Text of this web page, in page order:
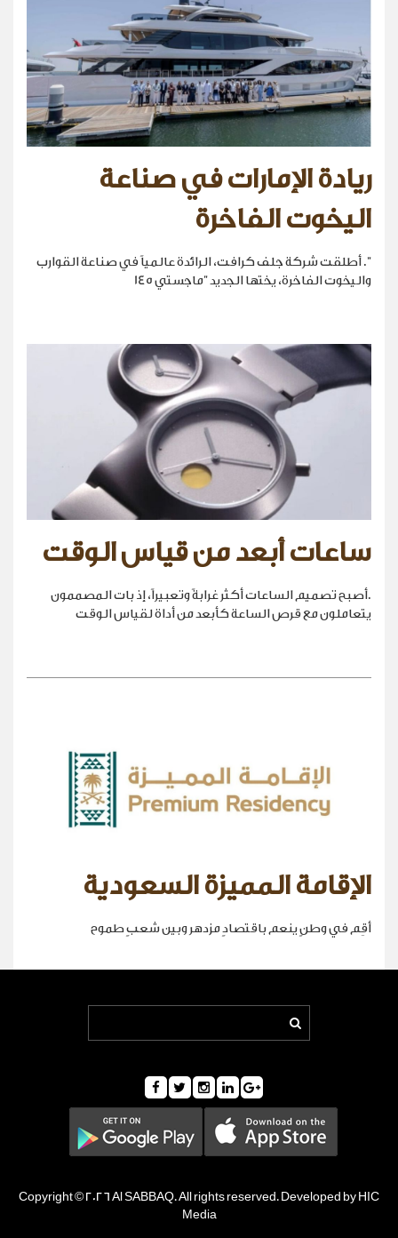
ريادة الإمارات في صناعة
اليخوت الفاخرة
". أطلقت شركة جلف كرافت، الرائدة عالمياً في صناعة القوارب
واليخوت الفاخرة، يختها الجديد "ماجستي 145
ساعات أبعد من قياس الوقت
.أصبح تصميم الساعات أكثر غرابةً وتعبيراً، إذ بات المصممون
يتعاملون مع قرص الساعة كأبعد من أداة لقياس الوقت
الإقامة المميزة السعودية
أقِم في وطنٍ ينعم باقتصادٍ مزدهر وبين شعبٍ طموح
Copyright © 2026 Al SABBAQ. All rights reserved. Developed by HIC
Media